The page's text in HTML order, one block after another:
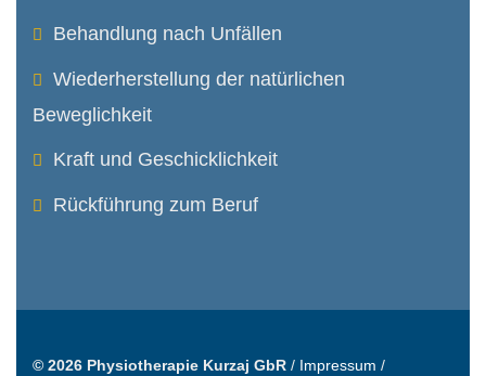
Behandlung nach Unfällen
Wiederher­stellung der natürlichen
Beweglichkeit
Kraft und Geschicklichkeit
Rückführung zum Beruf
© 2026 Physiotherapie Kurzaj GbR / Impressum /